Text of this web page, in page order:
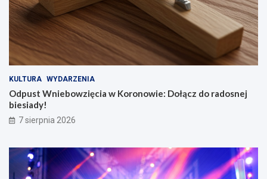
KULTURA WYDARZENIA
Odpust Wniebowzięcia w Koronowie: Dołącz do radosnej
biesiady!
7 sierpnia 2026